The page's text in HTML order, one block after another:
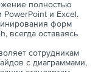
полностью
и Excel.
форм
всегда оставаясь
сотрудникам
с диаграммами,